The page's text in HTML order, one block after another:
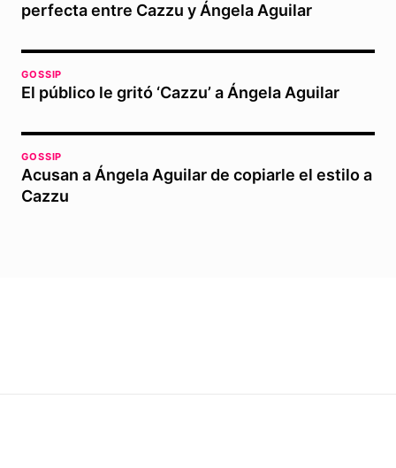
perfecta entre Cazzu y Ángela Aguilar
GOSSIP
El público le gritó ‘Cazzu’ a Ángela Aguilar
GOSSIP
Acusan a Ángela Aguilar de copiarle el estilo a
Cazzu